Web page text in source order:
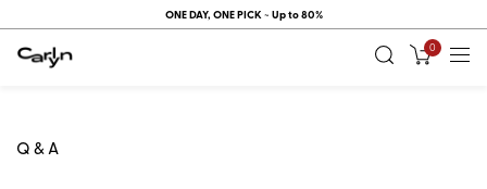
ONE DAY, ONE PICK ~ Up to 80%
0
Q & A